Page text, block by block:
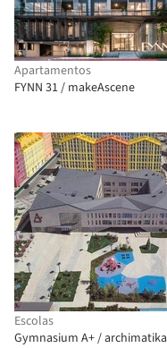
Apartamentos
FYNN 31 / makeAscene
Escolas
Gymnasium А+ / archimatika